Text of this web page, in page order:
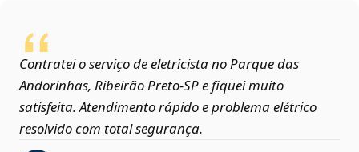
Contratei o serviço de eletricista no Parque das
Andorinhas, Ribeirão Preto‑SP e fiquei muito
satisfeita. Atendimento rápido e problema elétrico
resolvido com total segurança.